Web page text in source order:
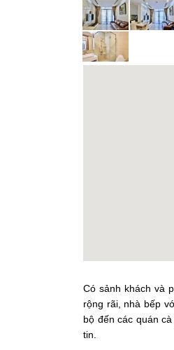
Có sảnh khách và
rộng rãi, nhà bếp
bộ đến các quán
tin.